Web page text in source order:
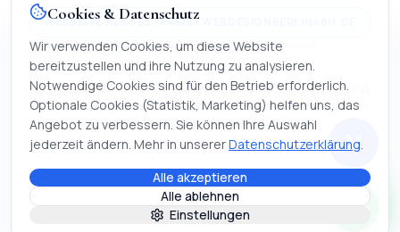
WEBSEITE ALS FESTPREIS | WEBDESIGNBERLIN48H.DE
Festpreis ab 900 € oder Miete ab 99 €/Monat (12 Mon.). Bundles
MOMENTUM 2.850 €, IMPERIUM 4.990 €. Lieferung in 48 h.
Auch tätig in Köln, Frankfurt, Stuttgart, Düsseldorf, Leipzig, Dortmund,
Bremen, Dresden, Hannover und Nürnberg | Webseite erstellen lassen,
KI-Chatbot entwickeln und digitale Firmenmappen.
©2026Mihajlo Systems.Webentwicklung, KI & Automatisierung. Alle
Rechte vorbehalten. · Stand:15. Mai 2026
M
Cookies & Datenschutz
Wir verwenden Cookies, um diese Website
bereitzustellen und ihre Nutzung zu analysieren.
Notwendige Cookies sind für den Betrieb erforderlich.
Optionale Cookies (Statistik, Marketing) helfen uns, das
Angebot zu verbessern. Sie können Ihre Auswahl
jederzeit ändern. Mehr in unsererDatenschutzerklärung.
Alle akzeptieren
Alle ablehnen
Einstellungen